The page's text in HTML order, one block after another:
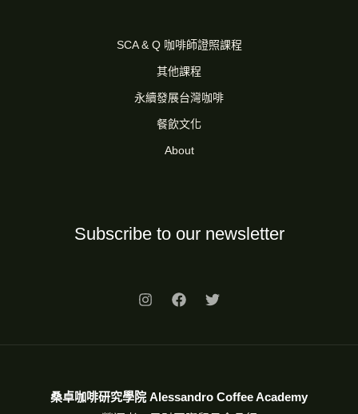
SCA & Q 咖啡師證照課程
其他課程
永續發展台灣咖啡
餐飲文化
About
Subscribe to our newsletter
桑卓咖啡研究學院 Alessandro Coffee Academy